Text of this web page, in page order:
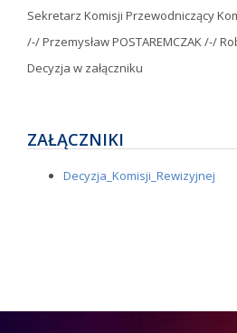
Sekretarz Komisji Przewodniczący
/-/ Przemysław POSTAREMCZAK /-/
Decyzja w załączniku
ZAŁĄCZNIKI
Decyzja_Komisji_Rewizyjnej